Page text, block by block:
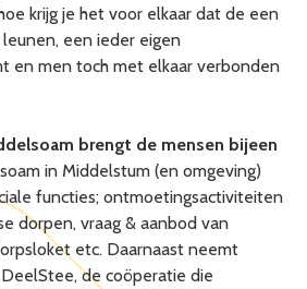
krijg je het voor elkaar dat de een
een ieder eigen
en men toch met elkaar verbonden
brengt de mensen bijeen
in Middelstum (en omgeving)
functies; ontmoetingsactiviteiten
dorpen, vraag & aanbod van
etc. Daarnaast neemt
de coöperatie die